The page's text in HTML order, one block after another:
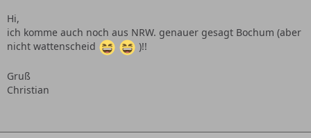
Hi,
ich komme auch noch aus NRW. genauer gesagt Bochum (aber
nicht wattenscheid
)!!
Gruß
Christian